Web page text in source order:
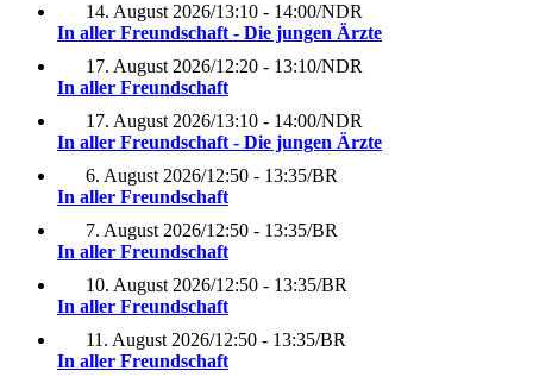
14. August 2026/13:10 - 14:00/NDR
In aller Freundschaft - Die jungen Ärzte
17. August 2026/12:20 - 13:10/NDR
In aller Freundschaft
17. August 2026/13:10 - 14:00/NDR
In aller Freundschaft - Die jungen Ärzte
6. August 2026/12:50 - 13:35/BR
In aller Freundschaft
7. August 2026/12:50 - 13:35/BR
In aller Freundschaft
10. August 2026/12:50 - 13:35/BR
In aller Freundschaft
11. August 2026/12:50 - 13:35/BR
In aller Freundschaft